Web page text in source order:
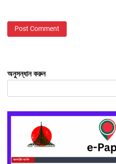
অনুসন্ধান করুন